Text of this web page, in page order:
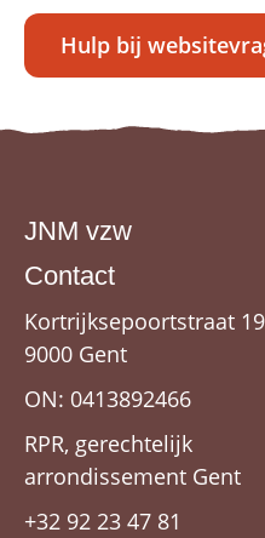
Hulp bij
JNM vzw
Contact
Kortrijksepoortstraat
9000 Gent
ON: 0413892466
RPR, gerechtelijk
arrondissement Gent
+32 92 23 47 81